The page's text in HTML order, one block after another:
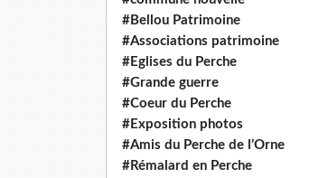
#Bellou Patrimoine
#Associations patrimoine
#Eglises du Perche
#Grande guerre
#Coeur du Perche
#Exposition photos
#Amis du Perche de l’Orne
#Rémalard en Perche